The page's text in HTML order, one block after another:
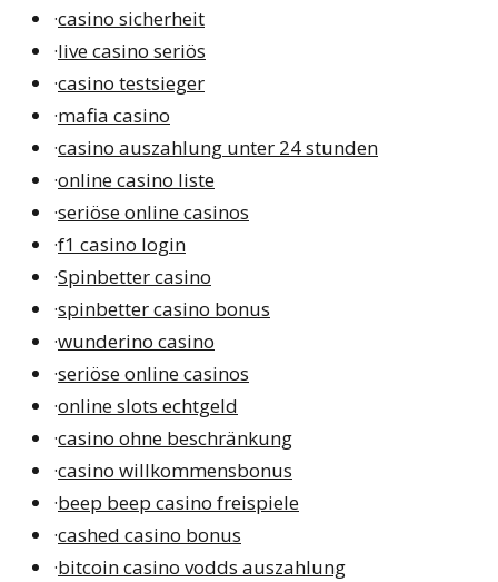
·casino sicherheit
·live casino seriös
·casino testsieger
·mafia casino
·casino auszahlung unter 24 stunden
·online casino liste
·seriöse online casinos
·f1 casino login
·Spinbetter casino
·spinbetter casino bonus
·wunderino casino
·seriöse online casinos
·online slots echtgeld
·casino ohne beschränkung
·casino willkommensbonus
·beep beep casino freispiele
·cashed casino bonus
·bitcoin casino vodds auszahlung